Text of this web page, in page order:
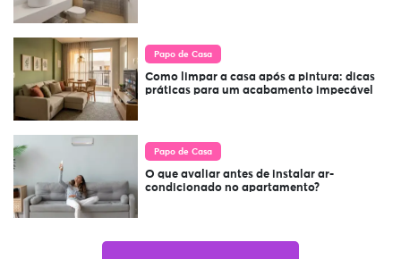
Papo de Casa
Como limpar a casa após a pintura: dicas
práticas para um acabamento impecável
Papo de Casa
O que avaliar antes de instalar ar-
condicionado no apartamento?